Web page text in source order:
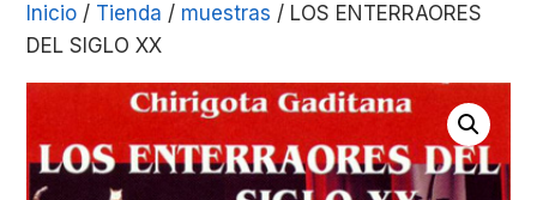
Inicio / Tienda / muestras / LOS ENTERRAORES
DEL SIGLO XX